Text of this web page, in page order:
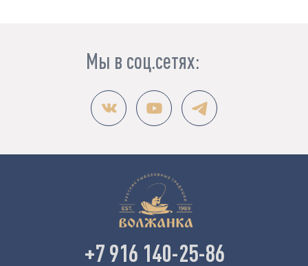
Мы в соц.сетях:
+7 916 140-25-86